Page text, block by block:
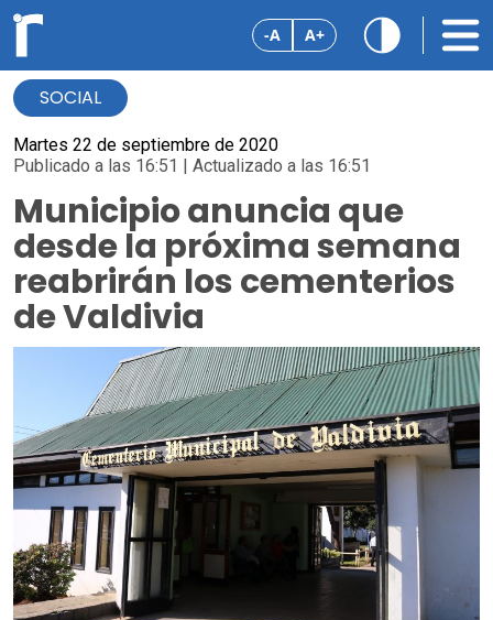
-A A+
SOCIAL
Martes 22 de septiembre de 2020
Publicado a las 16:51 | Actualizado a las 16:51
Municipio anuncia que
desde la próxima semana
reabrirán los cementerios
de Valdivia